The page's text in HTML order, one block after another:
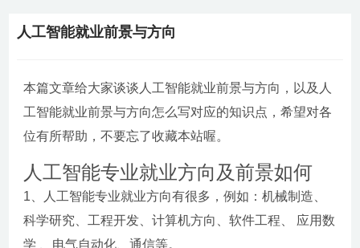
人工智能就业前景与方向
本篇文章给大家谈谈人工智能就业前景与方向，以及人
工智能就业前景与方向怎么写对应的知识点，希望对各
位有所帮助，不要忘了收藏本站喔。
人工智能专业就业方向及前景如何
1、人工智能专业就业方向有很多，例如：机械制造、
科学研究、工程开发、计算机方向、软件工程、 应用数
学 、电气自动化、通信等。